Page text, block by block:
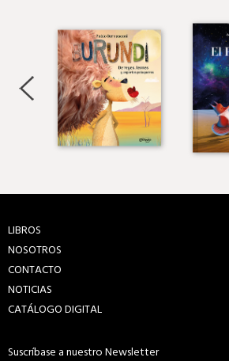
LIBROS
NOSOTROS
CONTACTO
NOTICIAS
CATÁLOGO DIGITAL
Suscríbase a nuestro Newsletter